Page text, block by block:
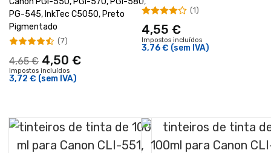
PG-545, InkTec C5050, Preto
Pigmentado
4,65 € 4,50 €
Impostos incluídos
3,72 € (sem IVA)
(7)
4,55 €
Impostos incluídos
3,76 € (sem IVA)
(1)